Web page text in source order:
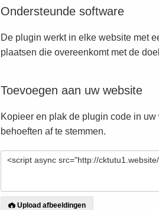
Ondersteunde software
De plugin werkt in elke website met
plaatsen die overeenkomt met de
Toevoegen aan uw website
Kopieer en plak de plugin code in
behoeften af te stemmen.
Upload afbeeldingen